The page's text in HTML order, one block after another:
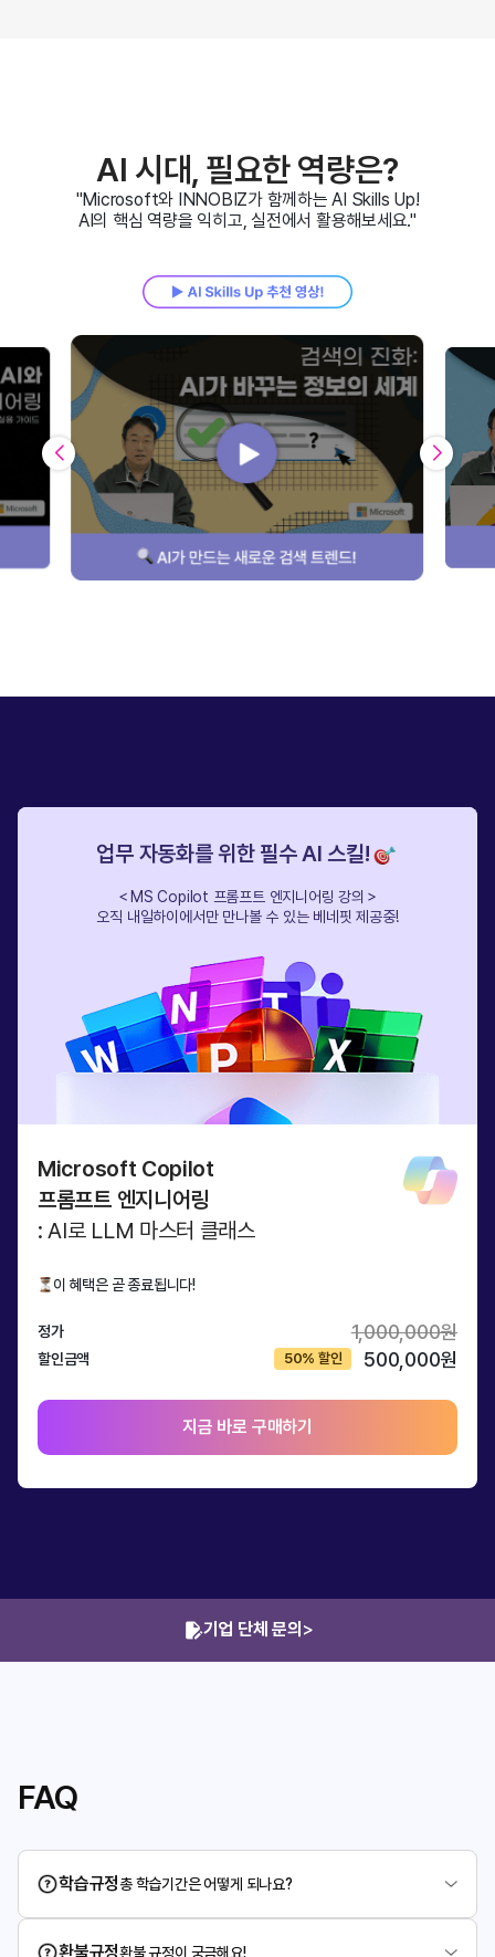
AI 시대, 필요한 역량은?
"Microsoft와 INNOBIZ가 함께하는 AI Skills Up!
AI의 핵심 역량을 익히고, 실전에서 활용해보세요."
업무 자동화를 위한 필수 AI 스킬!
＜MS Copilot 프롬프트 엔지니어링 강의＞
오직 내일하이에서만 만나볼 수 있는 베네핏 제공중!
Microsoft Copilot
프롬프트 엔지니어링
: AI로 LLM 마스터 클래스
이 혜택은 곧 종료됩니다!
정가 1,000,000원
할인금액 500,000원
지금 바로 구매하기
기업 단체 문의 >
FAQ
학습규정총 학습기간은 어떻게 되나요?
환불규정환불 규정이 궁금해요!